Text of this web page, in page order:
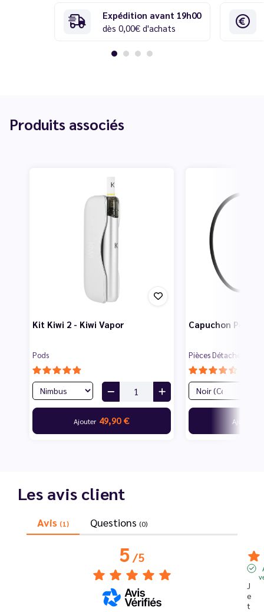
Expédition avant 19h00
dès 0,00€ d'achats
Produits associés
Kit Kiwi 2 - Kiwi Vapor
Pods
Ajouter 49,90 €
Capuchon Pen
Pièces Détachées
Ajouter
Les avis client
Avis (1) Questions (0)
5/5
J
e
t